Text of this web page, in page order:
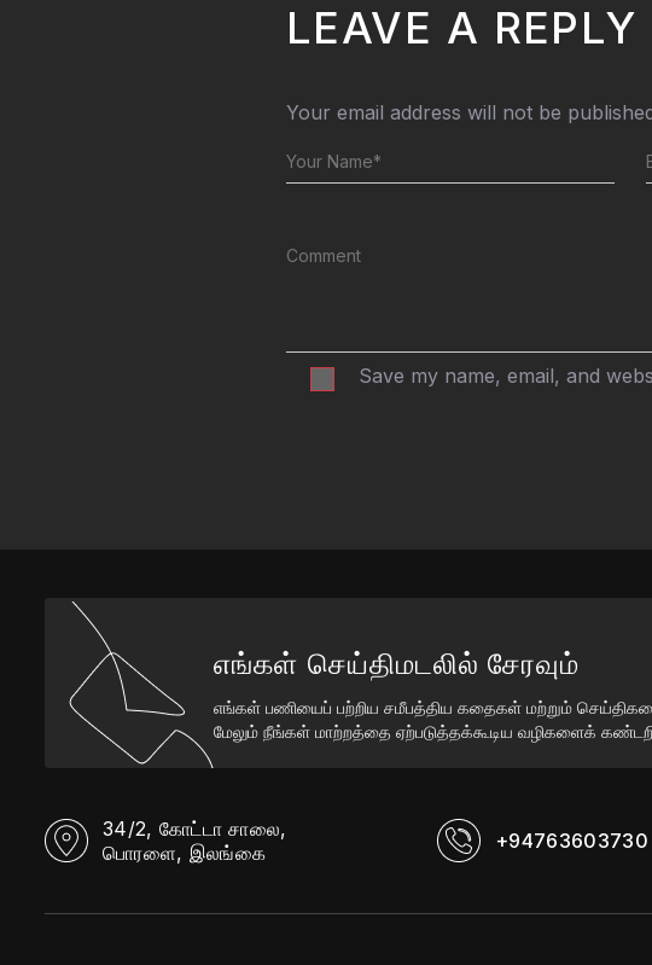
LEAVE A REPLY
Your email address will not be
Save my name, email, and
எங்கள் செய்திமடலில் சேரவும்
எங்கள் பணியைப் பற்றிய சமீபத்திய கதைகள் மற்றும்
மேலும் நீங்கள் மாற்றத்தை ஏற்படுத்தக்கூடிய வழிகளைக்
34/2, கோட்டா சாலை,
பொரளை, இலங்கை
+94763603730